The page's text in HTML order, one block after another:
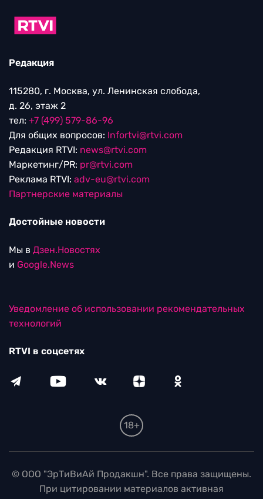
Редакция
115280, г. Москва, ул. Ленинская слобода,
д. 26, этаж 2
тел: +7 (499) 579-86-96
Для общих вопросов: Infortvi@rtvi.com
Редакция RTVI: news@rtvi.com
Маркетинг/PR: pr@rtvi.com
Реклама RTVI: adv-eu@rtvi.com
Партнерские материалы
Достойные новости
Мы в Дзен.Новостях
и Google.News
Уведомление об использовании рекомендательных
технологий
RTVI в соцсетях
18+
© ООО "ЭрТиВиАй Продакшн". Все права защищены.
При цитировании материалов активная